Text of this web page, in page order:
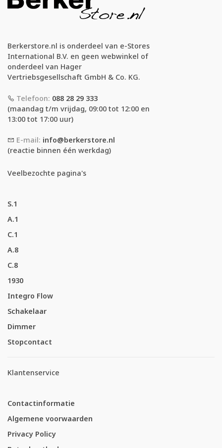
Berkerstore.nl is onderdeel van e-Stores
International B.V. en geen webwinkel of
onderdeel van Hager
Vertriebsgesellschaft GmbH & Co. KG.
Telefoon: 088 28 29 333
(maandag t/m vrijdag, 09:00 tot 12:00 en
13:00 tot 17:00 uur)
E-mail: info@berkerstore.nl
(reactie binnen één werkdag)
Veelbezochte pagina's
S.1
A.1
C.1
A.8
C.8
1930
Integro Flow
Schakelaar
Dimmer
Stopcontact
Klantenservice
Contactinformatie
Algemene voorwaarden
Privacy Policy